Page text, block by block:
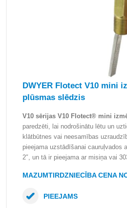
DWYER Flotect V10 mini
plūsmas slēdzis
V10 sērijas V10 Flotect® mini
paredzēti, lai nodrošinātu lētu un
klātbūtnes vai neesamības
pieejama uzstādīšanai cauruļvados
2″, un tā ir pieejama ar misiņa vai
MAZUMTIRDZNIECĪBA CENA
PIEEJAMS